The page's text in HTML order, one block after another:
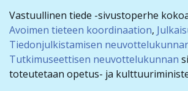
Vastuullinen tiede -sivustoperhe
Avoimen tieteen koordinaation,
Tiedonjulkistamisen
Tutkimuseettisen neuvottelukunnan
toteutetaan opetus- ja